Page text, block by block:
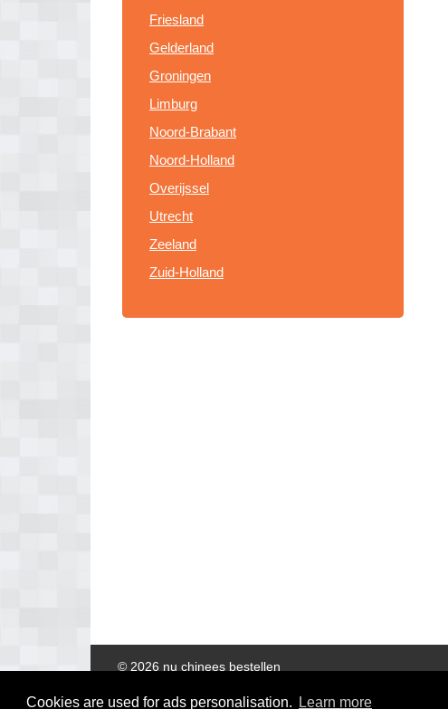
Cookies are used for ads personalisation. Learn more
Friesland
Gelderland
Groningen
Limburg
Noord-Brabant
Noord-Holland
Overijssel
Utrecht
Zeeland
Zuid-Holland
© 2026 nu chinees bestellen